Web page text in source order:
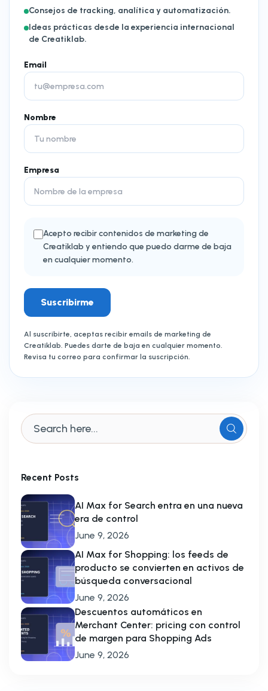
Consejos de tracking, analítica y automatización.
Ideas prácticas desde la experiencia internacional
de Creatiklab.
Email
Nombre
Empresa
Acepto recibir contenidos de marketing de
Creatiklab y entiendo que puedo darme de baja
en cualquier momento.
Suscribirme
Al suscribirte, aceptas recibir emails de marketing de
Creatiklab. Puedes darte de baja en cualquier momento.
Revisa tu correo para confirmar la suscripción.
Recent Posts
AI Max for Search entra en una nueva
era de control
June 9, 2026
AI Max for Shopping: los feeds de
producto se convierten en activos de
búsqueda conversacional
June 9, 2026
Descuentos automáticos en
Merchant Center: pricing con control
de margen para Shopping Ads
June 9, 2026